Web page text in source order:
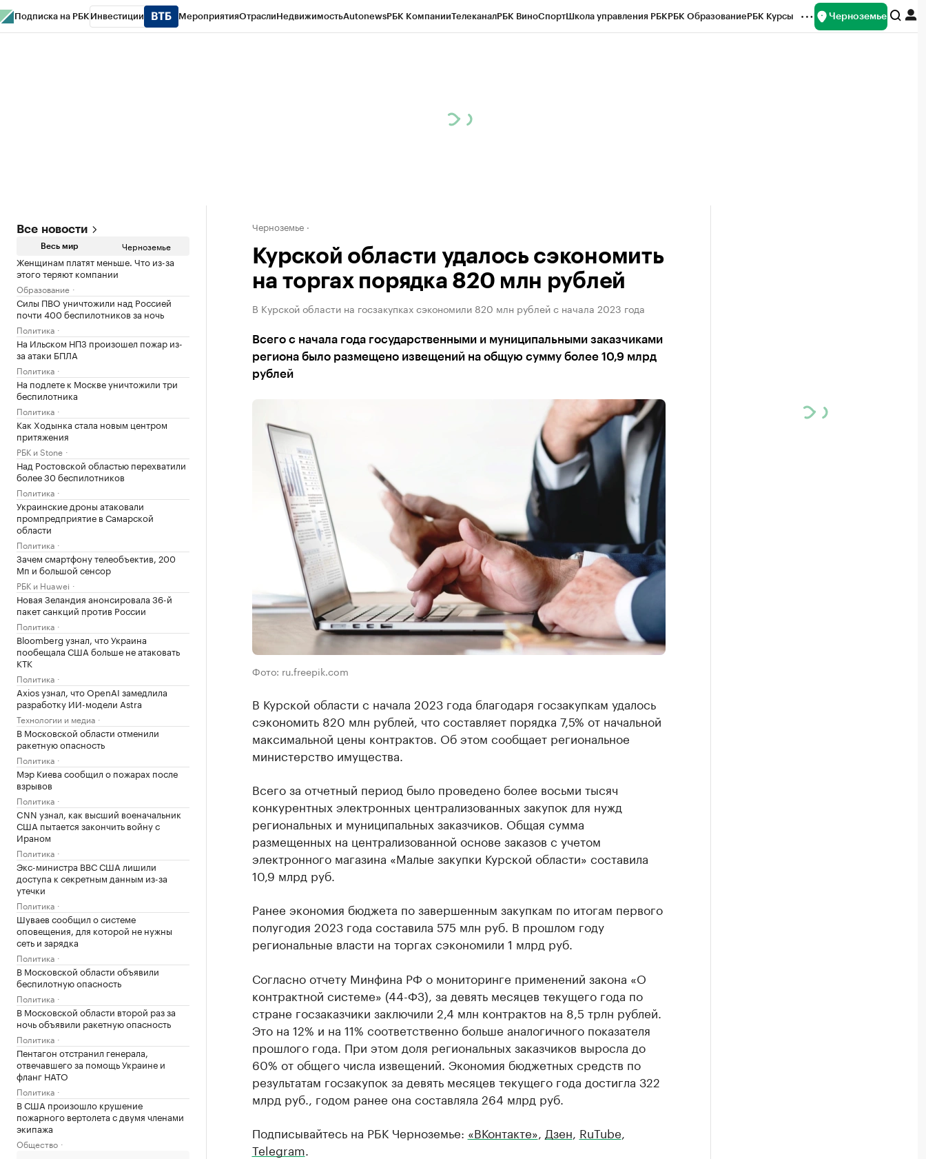
Подписка на РБК Инвестиции МероприятияОтраслиНедвижимостьAutonewsРБК КомпанииТелеканалРБК ВиноСпортШкола управления РБКРБК ОбразованиеРБК Курсы Черноземье
Все новости
Весь мир Черноземье
Женщинам платят меньше. Что из-за
этого теряют компании
Образование
Силы ПВО уничтожили над Россией
почти 400 беспилотников за ночь
Политика
На Ильском НПЗ произошел пожар из-
за атаки БПЛА
Политика
На подлете к Москве уничтожили три
беспилотника
Политика
Как Ходынка стала новым центром
притяжения
РБК и Stone
Над Ростовской областью перехватили
более 30 беспилотников
Политика
Украинские дроны атаковали
промпредприятие в Самарской
области
Политика
Зачем смартфону телеобъектив, 200
Мп и большой сенсор
РБК и Huawei
Новая Зеландия анонсировала 36-й
пакет санкций против России
Политика
Bloomberg узнал, что Украина
пообещала США больше не атаковать
КТК
Политика
Axios узнал, что OpenAI замедлила
разработку ИИ-модели Astra
Технологии и медиа
В Московской области отменили
ракетную опасность
Политика
Мэр Киева сообщил о пожарах после
взрывов
Политика
CNN узнал, как высший военачальник
США пытается закончить войну с
Ираном
Политика
Экс-министра ВВС США лишили
доступа к секретным данным из-за
утечки
Политика
Шуваев сообщил о системе
оповещения, для которой не нужны
сеть и зарядка
Политика
В Московской области объявили
беспилотную опасность
Политика
В Московской области второй раз за
ночь объявили ракетную опасность
Политика
Пентагон отстранил генерала,
отвечавшего за помощь Украине и
фланг НАТО
Политика
В США произошло крушение
пожарного вертолета с двумя членами
экипажа
Общество
Черноземье
Курской области удалось сэкономить
на торгах порядка 820 млн рублей
В Курской области на госзакупках сэкономили 820 млн рублей с начала 2023 года
Всего с начала года государственными и муниципальными заказчиками
региона было размещено извещений на общую сумму более 10,9 млрд
рублей
Фото: ru.freepik.com
В Курской области с начала 2023 года благодаря госзакупкам удалось
сэкономить 820 млн рублей, что составляет порядка 7,5% от начальной
максимальной цены контрактов. Об этом сообщает региональное
министерство имущества.
Всего за отчетный период было проведено более восьми тысяч
конкурентных электронных централизованных закупок для нужд
региональных и муниципальных заказчиков. Общая сумма
размещенных на централизованной основе заказов с учетом
электронного магазина «Малые закупки Курской области» составила
10,9 млрд руб.
Ранее экономия бюджета по завершенным закупкам по итогам первого
полугодия 2023 года составила 575 млн руб. В прошлом году
региональные власти на торгах сэкономили 1 млрд руб.
Согласно отчету Минфина РФ о мониторинге применений закона «О
контрактной системе» (44-ФЗ), за девять месяцев текущего года по
стране госзаказчики заключили 2,4 млн контрактов на 8,5 трлн рублей.
Это на 12% и на 11% соответственно больше аналогичного показателя
прошлого года. При этом доля региональных заказчиков выросла до
60% от общего числа извещений. Экономия бюджетных средств по
результатам госзакупок за девять месяцев текущего года достигла 322
млрд руб., годом ранее она составляла 264 млрд руб.
Подписывайтесь на РБК Черноземье: «ВКонтакте» Дзен RuTube
Telegram